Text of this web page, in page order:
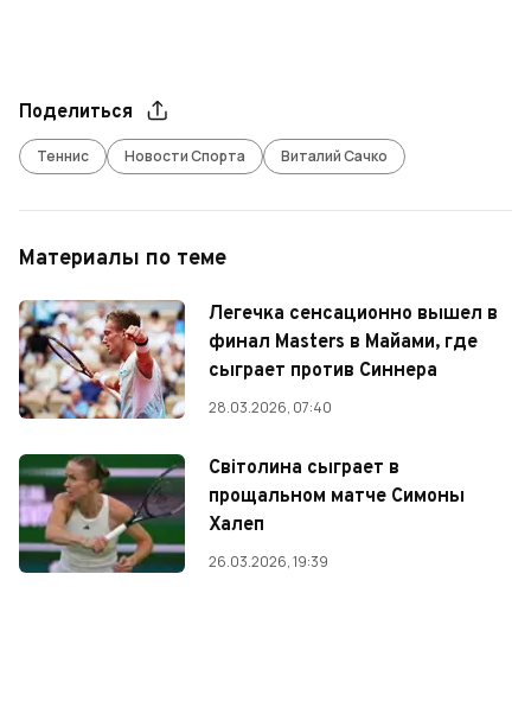
Поделиться
Теннис Новости Спорта Виталий Сачко
Материалы по теме
Легечка сенсационно вышел в
финал Masters в Майами, где
сыграет против Синнера
28.03.2026, 07:40
Світолина сыграет в
прощальном матче Симоны
Халеп
26.03.2026, 19:39